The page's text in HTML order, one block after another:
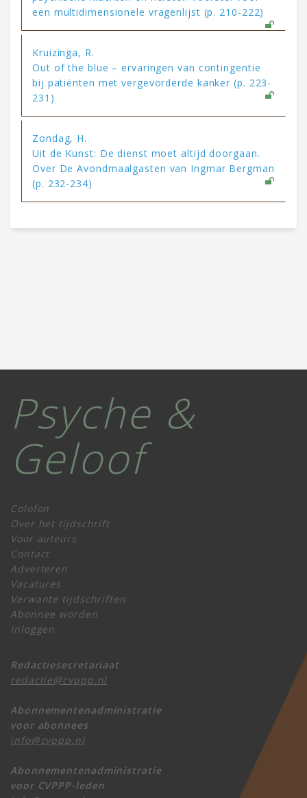
een multidimensionele vragenlijst (p. 210-222)
Kruizinga, R.
Out of the blue – ervaringen van contingentie
bij patiënten met vergevorderde kanker (p. 223-
231)
Zondag, H.
Uit de Kunst: De dienst moet altijd doorgaan.
Over De Avondmaalgasten van Ingmar Bergman
(p. 232-234)
Psyche &
Geloof
Colofon
Over het tijdschrift
Voor auteurs
Contact
Adverteren
Vacatures
Verwante tijdschriften
Abonnee worden
Inloggen
Redactiesecretariaat
redactie@cvppp.nl
Abonnementenadministratie
voor abonnees
info@cvppp.nl
Abonnementenadministratie
voor CVPPP-leden